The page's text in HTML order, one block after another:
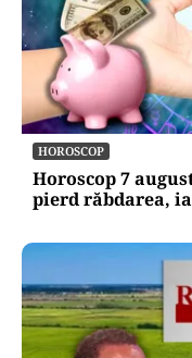
HOROSCOP
Horoscop 7
pierd răbdarea,